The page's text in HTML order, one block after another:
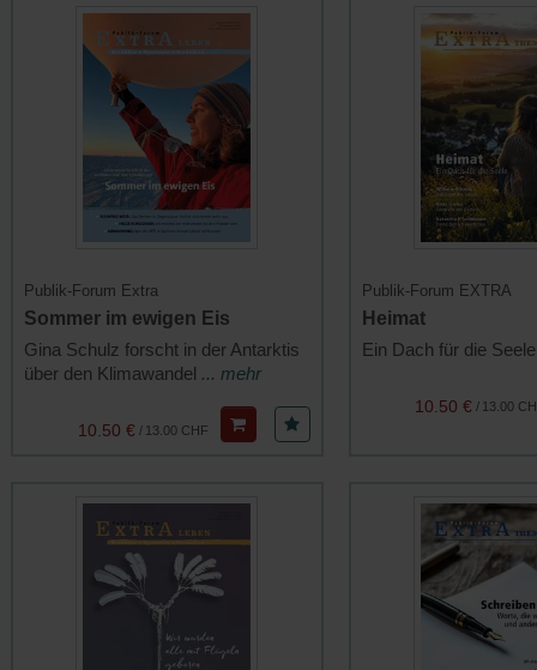
Publik-Forum Extra
Sommer im ewigen Eis
Gina Schulz forscht in der Antarktis
über den Klimawandel ... mehr
13.00 CHF
/
10.50 €
Publik-Forum EXTRA
Heimat
Ein Dach für die
13.00
/
10.50 €